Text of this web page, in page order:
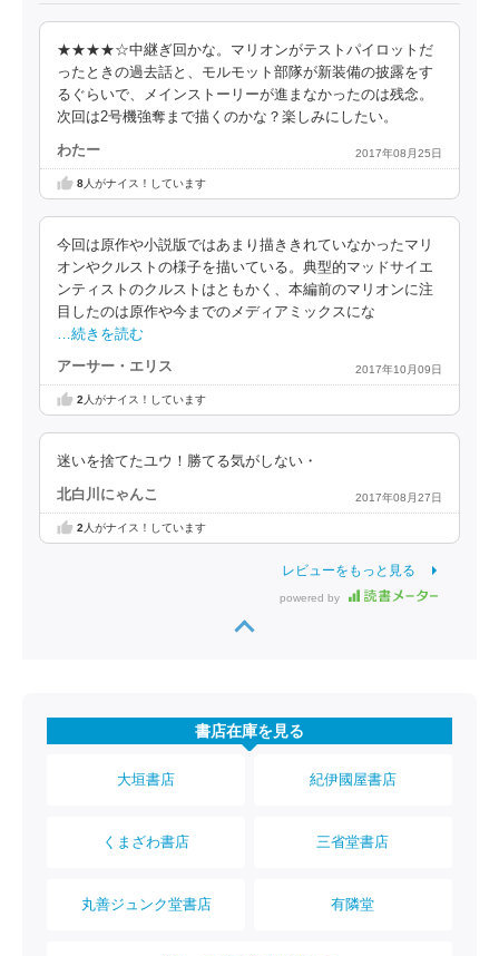
★★★★☆中継ぎ回かな。マリオンがテストパイロットだ
ったときの過去話と、モルモット部隊が新装備の披露をす
るぐらいで、メインストーリーが進まなかったのは残念。
次回は2号機強奪まで描くのかな？楽しみにしたい。
わたー 2017年08月25日
8人がナイス！しています
今回は原作や小説版ではあまり描ききれていなかったマリ
オンやクルストの様子を描いている。典型的マッドサイエ
ンティストのクルストはともかく、本編前のマリオンに注
目したのは原作や今までのメディアミックスにな
…続きを読む
アーサー・エリス 2017年10月09日
2 人がナイス！しています
迷いを捨てたユウ！勝てる気がしない・
北白川にゃんこ 2017年08月27日
2 人がナイス！しています
レビューをもっと見る
powered by
書店在庫を見る
大垣書店 紀伊國屋書店
くまざわ書店 三省堂書店
丸善ジュンク堂書店 有隣堂